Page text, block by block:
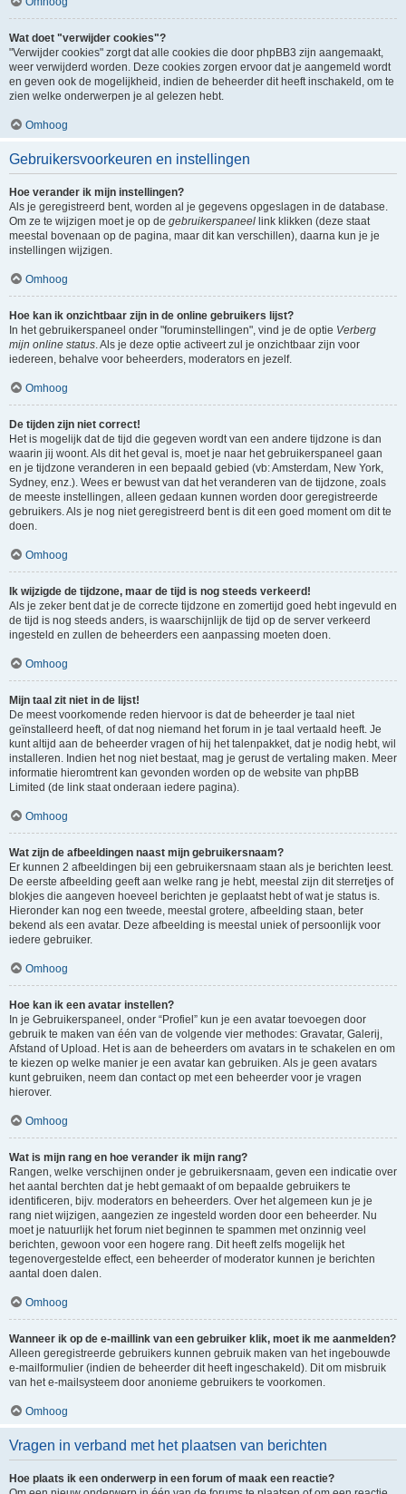
Wat doet "verwijder cookies"?
"Verwijder cookies" zorgt dat alle cookies die door phpBB3 zijn aangemaakt,
weer verwijderd worden. Deze cookies zorgen ervoor dat je aangemeld wordt
en geven ook de mogelijkheid, indien de beheerder dit heeft inschakeld, om te
zien welke onderwerpen je al gelezen hebt.
Omhoog
Gebruikersvoorkeuren en instellingen
Hoe verander ik mijn instellingen?
Als je geregistreerd bent, worden al je gegevens opgeslagen in de database.
Om ze te wijzigen moet je op de gebruikerspaneel link klikken (deze staat
meestal bovenaan op de pagina, maar dit kan verschillen), daarna kun je je
instellingen wijzigen.
Omhoog
Hoe kan ik onzichtbaar zijn in de online gebruikers lijst?
In het gebruikerspaneel onder "foruminstellingen", vind je de optie Verberg
mijn online status. Als je deze optie activeert zul je onzichtbaar zijn voor
iedereen, behalve voor beheerders, moderators en jezelf.
Omhoog
De tijden zijn niet correct!
Het is mogelijk dat de tijd die gegeven wordt van een andere tijdzone is dan
waarin jij woont. Als dit het geval is, moet je naar het gebruikerspaneel gaan
en je tijdzone veranderen in een bepaald gebied (vb: Amsterdam, New York,
Sydney, enz.). Wees er bewust van dat het veranderen van de tijdzone, zoals
de meeste instellingen, alleen gedaan kunnen worden door geregistreerde
gebruikers. Als je nog niet geregistreerd bent is dit een goed moment om dit te
doen.
Omhoog
Ik wijzigde de tijdzone, maar de tijd is nog steeds verkeerd!
Als je zeker bent dat je de correcte tijdzone en zomertijd goed hebt ingevuld en
de tijd is nog steeds anders, is waarschijnlijk de tijd op de server verkeerd
ingesteld en zullen de beheerders een aanpassing moeten doen.
Omhoog
Mijn taal zit niet in de lijst!
De meest voorkomende reden hiervoor is dat de beheerder je taal niet
geïnstalleerd heeft, of dat nog niemand het forum in je taal vertaald heeft. Je
kunt altijd aan de beheerder vragen of hij het talenpakket, dat je nodig hebt, wil
installeren. Indien het nog niet bestaat, mag je gerust de vertaling maken. Meer
informatie hieromtrent kan gevonden worden op de website van phpBB
Limited (de link staat onderaan iedere pagina).
Omhoog
Wat zijn de afbeeldingen naast mijn gebruikersnaam?
Er kunnen 2 afbeeldingen bij een gebruikersnaam staan als je berichten leest.
De eerste afbeelding geeft aan welke rang je hebt, meestal zijn dit sterretjes of
blokjes die aangeven hoeveel berichten je geplaatst hebt of wat je status is.
Hieronder kan nog een tweede, meestal grotere, afbeelding staan, beter
bekend als een avatar. Deze afbeelding is meestal uniek of persoonlijk voor
iedere gebruiker.
Omhoog
Hoe kan ik een avatar instellen?
In je Gebruikerspaneel, onder “Profiel” kun je een avatar toevoegen door
gebruik te maken van één van de volgende vier methodes: Gravatar, Galerij,
Afstand of Upload. Het is aan de beheerders om avatars in te schakelen en om
te kiezen op welke manier je een avatar kan gebruiken. Als je geen avatars
kunt gebruiken, neem dan contact op met een beheerder voor je vragen
hierover.
Omhoog
Wat is mijn rang en hoe verander ik mijn rang?
Rangen, welke verschijnen onder je gebruikersnaam, geven een indicatie over
het aantal berchten dat je hebt gemaakt of om bepaalde gebruikers te
identificeren, bijv. moderators en beheerders. Over het algemeen kun je je
rang niet wijzigen, aangezien ze ingesteld worden door een beheerder. Nu
moet je natuurlijk het forum niet beginnen te spammen met onzinnig veel
berichten, gewoon voor een hogere rang. Dit heeft zelfs mogelijk het
tegenovergestelde effect, een beheerder of moderator kunnen je berichten
aantal doen dalen.
Omhoog
Wanneer ik op de e-maillink van een gebruiker klik, moet ik me aanmelden?
Alleen geregistreerde gebruikers kunnen gebruik maken van het ingebouwde
e-mailformulier (indien de beheerder dit heeft ingeschakeld). Dit om misbruik
van het e-mailsysteem door anonieme gebruikers te voorkomen.
Omhoog
Vragen in verband met het plaatsen van berichten
Hoe plaats ik een onderwerp in een forum of maak een reactie?